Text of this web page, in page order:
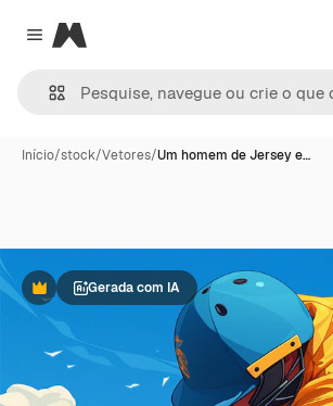
Close menu
Magnific
Início/stock/Vetores/Um homem de Jersey e…
PremiumGerada com IA